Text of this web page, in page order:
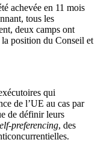
achevée en 11 mois
tous les
deux camps ont
la position du Conseil et
qui
de l’UE au cas par
de définir leurs
preferencing, des